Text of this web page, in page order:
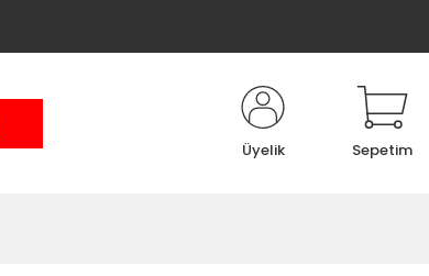
Üyelik Sepetim